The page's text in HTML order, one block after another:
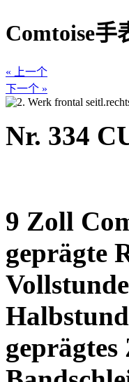
Comtoise手
« 上一个
下一个 »
Nr. 334
9 Zoll
geprägte